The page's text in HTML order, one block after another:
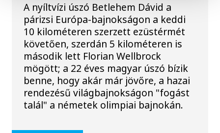
A nyíltvízi úszó Betlehem Dávid a
párizsi Európa-bajnokságon a keddi
10 kilométeren szerzett ezüstérmét
követően, szerdán 5 kilométeren is
második lett Florian Wellbrock
mögött; a 22 éves magyar úszó bízik
benne, hogy akár már jövőre, a hazai
rendezésű világbajnokságon "fogást
talál" a németek olimpiai bajnokán.